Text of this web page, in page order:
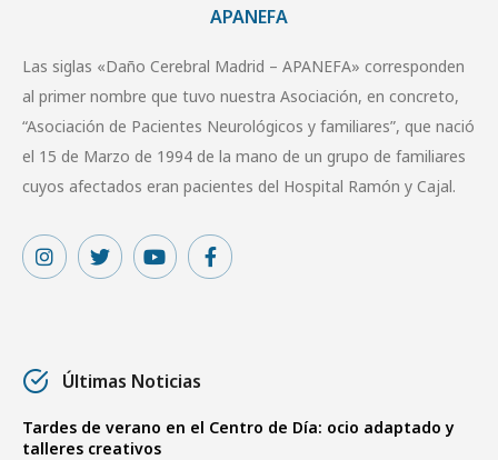
APANEFA
Las siglas «Daño Cerebral Madrid – APANEFA» corresponden
al primer nombre que tuvo nuestra Asociación, en concreto,
“Asociación de Pacientes Neurológicos y familiares”, que nació
el 15 de Marzo de 1994 de la mano de un grupo de familiares
cuyos afectados eran pacientes del Hospital Ramón y Cajal.
Últimas Noticias
Tardes de verano en el Centro de Día: ocio adaptado y
talleres creativos